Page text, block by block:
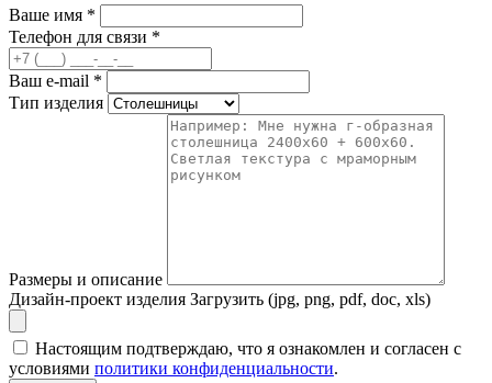
Ваше имя *
Телефон для связи *
Ваш e-mail *
Тип изделия
Размеры и описание
Дизайн-проект изделия Загрузить (jpg, png, pdf, doc, xls)
Настоящим подтверждаю, что я ознакомлен и согласен с
условиями политики конфиденциальности.